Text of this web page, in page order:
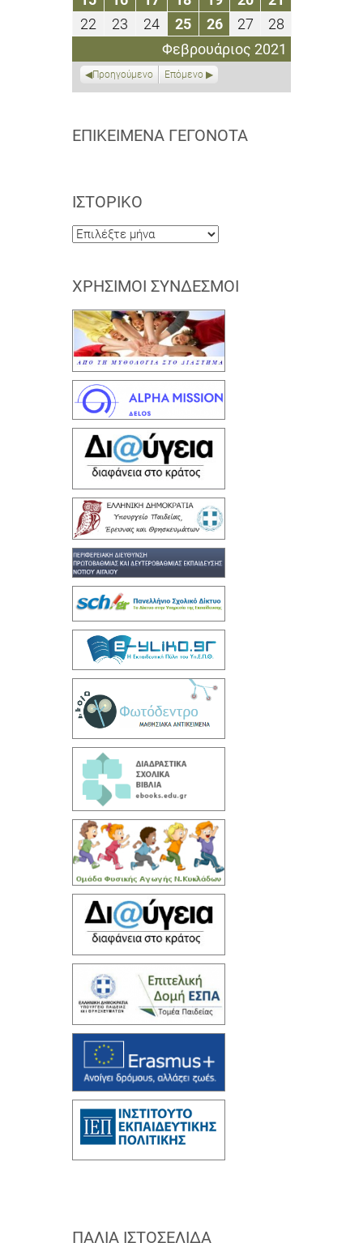
Φεβρουάριος 2021
2021202120212021202120212021
Φεβρουαρίου
2021
Φεβρουαρίου
2021
Φεβρουαρίου
2021
Φεβρουαρίου
2021
Φεβρουαρίου
2021
Φεβρουαρίου
20212021
22
Φεβρουαρίου
23
Φεβρουαρίου
2424
Φεβρουαρίου
2021
2525
Φεβρουαρίου
2021
2626
Φεβρουαρίου
2021
2727
Φεβρουαρίου
2021
2828
2021
Προηγούμενο Επόμενο
ΕΠΙΚΕΊΜΕΝΑ ΓΕΓΟΝΌΤΑ
ΙΣΤΟΡΙΚΌ
Ιστορικό
ΧΡΉΣΙΜΟΙ ΣΎΝΔΕΣΜΟΙ
ΠΑΛΙΆ ΙΣΤΟΣΕΛΊΔΑ